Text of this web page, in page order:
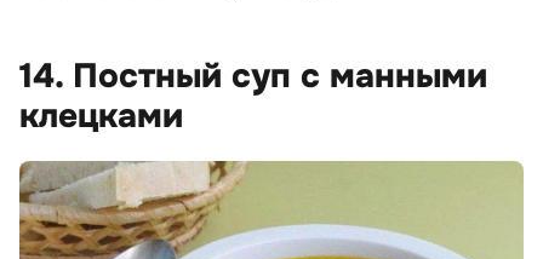
14. Постный суп с манными
клецками